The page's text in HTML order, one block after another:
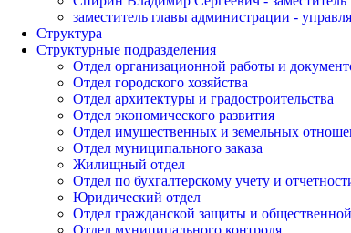
заместитель главы администрации -
Структура
Структурные подразделения
Отдел организационной работы и
Отдел городского хозяйства
Отдел архитектуры и градостроительства
Отдел экономического развития
Отдел имущественных и земельных
Отдел муниципального заказа
Жилищный отдел
Отдел по бухгалтерскому учету и
Юридический отдел
Отдел гражданской защиты и общественной
Отдел муниципального контроля